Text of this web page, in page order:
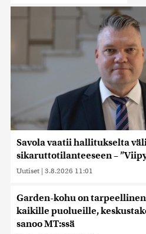
Savola vaatii hallitukselta
sikaruttotilanteeseen –
Uutiset | 3.8.2026 11:01
Garden-kohu on
kaikille puolueille,
sanoo MT:ssä